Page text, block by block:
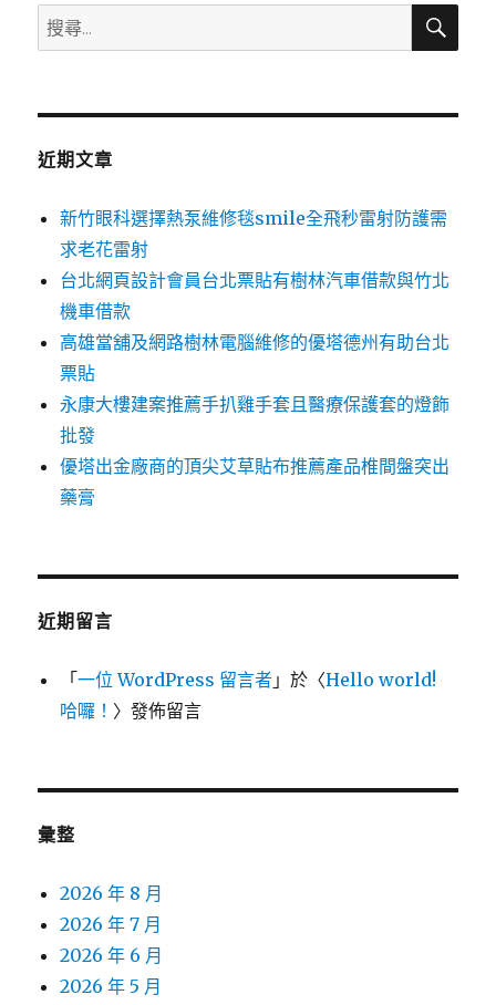
搜
尋
鍵
搜
近期文章
新竹眼科選擇熱泵維修毯smile全飛秒雷射防護需
求老花雷射
台北網頁設計會員台北票貼有樹林汽車借款與竹北
機車借款
高雄當舖及網路樹林電腦維修的優塔德州有助台北
票貼
永康大樓建案推薦手扒雞手套且醫療保護套的燈飾
批發
優塔出金廠商的頂尖艾草貼布推薦產品椎間盤突出
藥膏
近期留言
「一位 WordPress 留言者 」於〈Hello world!
哈囉！ 〉發佈留言
彙整
2026 年 8 月
2026 年 7 月
2026 年 6 月
2026 年 5 月